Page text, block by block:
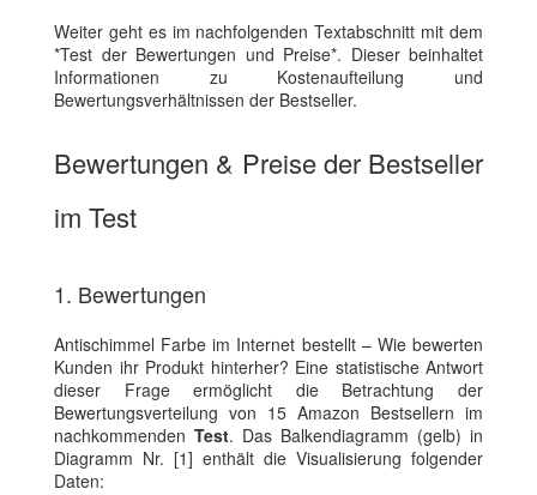
Weiter geht es im nachfolgenden Textabschnitt mit dem
*Test der Bewertungen und Preise*. Dieser beinhaltet
Informationen zu Kostenaufteilung und
Bewertungsverhältnissen der Bestseller.
Bewertungen & Preise der Bestseller
im Test
1. Bewertungen
Antischimmel Farbe im Internet bestellt – Wie bewerten
Kunden ihr Produkt hinterher? Eine statistische Antwort
dieser Frage ermöglicht die Betrachtung der
Bewertungsverteilung von 15 Amazon Bestsellern im
nachkommenden Test. Das Balkendiagramm (gelb) in
Diagramm Nr. [1] enthält die Visualisierung folgender
Daten: